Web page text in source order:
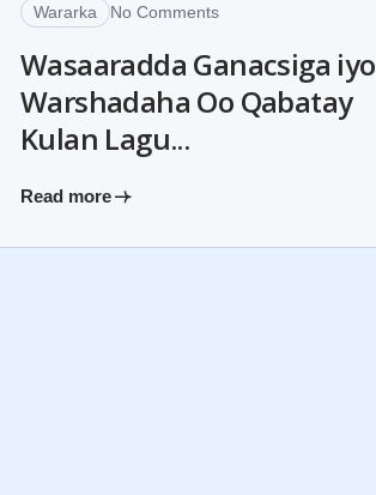
Wararka No Comments
Wasaaradda Ganacsiga iyo
Warshadaha Oo Qabatay
Kulan Lagu...
Read more